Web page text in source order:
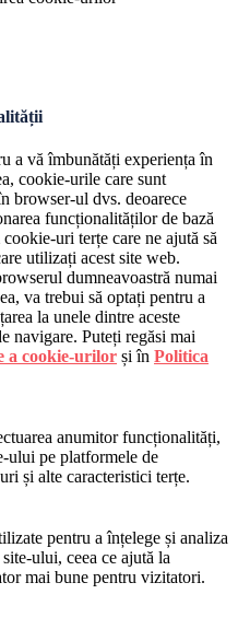
a vă îmbunătăți experiența în
cookie-urile care sunt
browser-ul dvs. deoarece
funcționalităților de bază
uri terțe care ne ajută să
utilizați acest site web.
dumneavoastră numai
va trebui să optați pentru a
la unele dintre aceste
navigare. Puteți regăsi mai
a cookie-urilor și în Politica
anumitor funcționalități,
ului pe platformele de
și alte caracteristici terțe.
pentru a înțelege și analiza
ului, ceea ce ajută la
mai bune pentru vizitatori.